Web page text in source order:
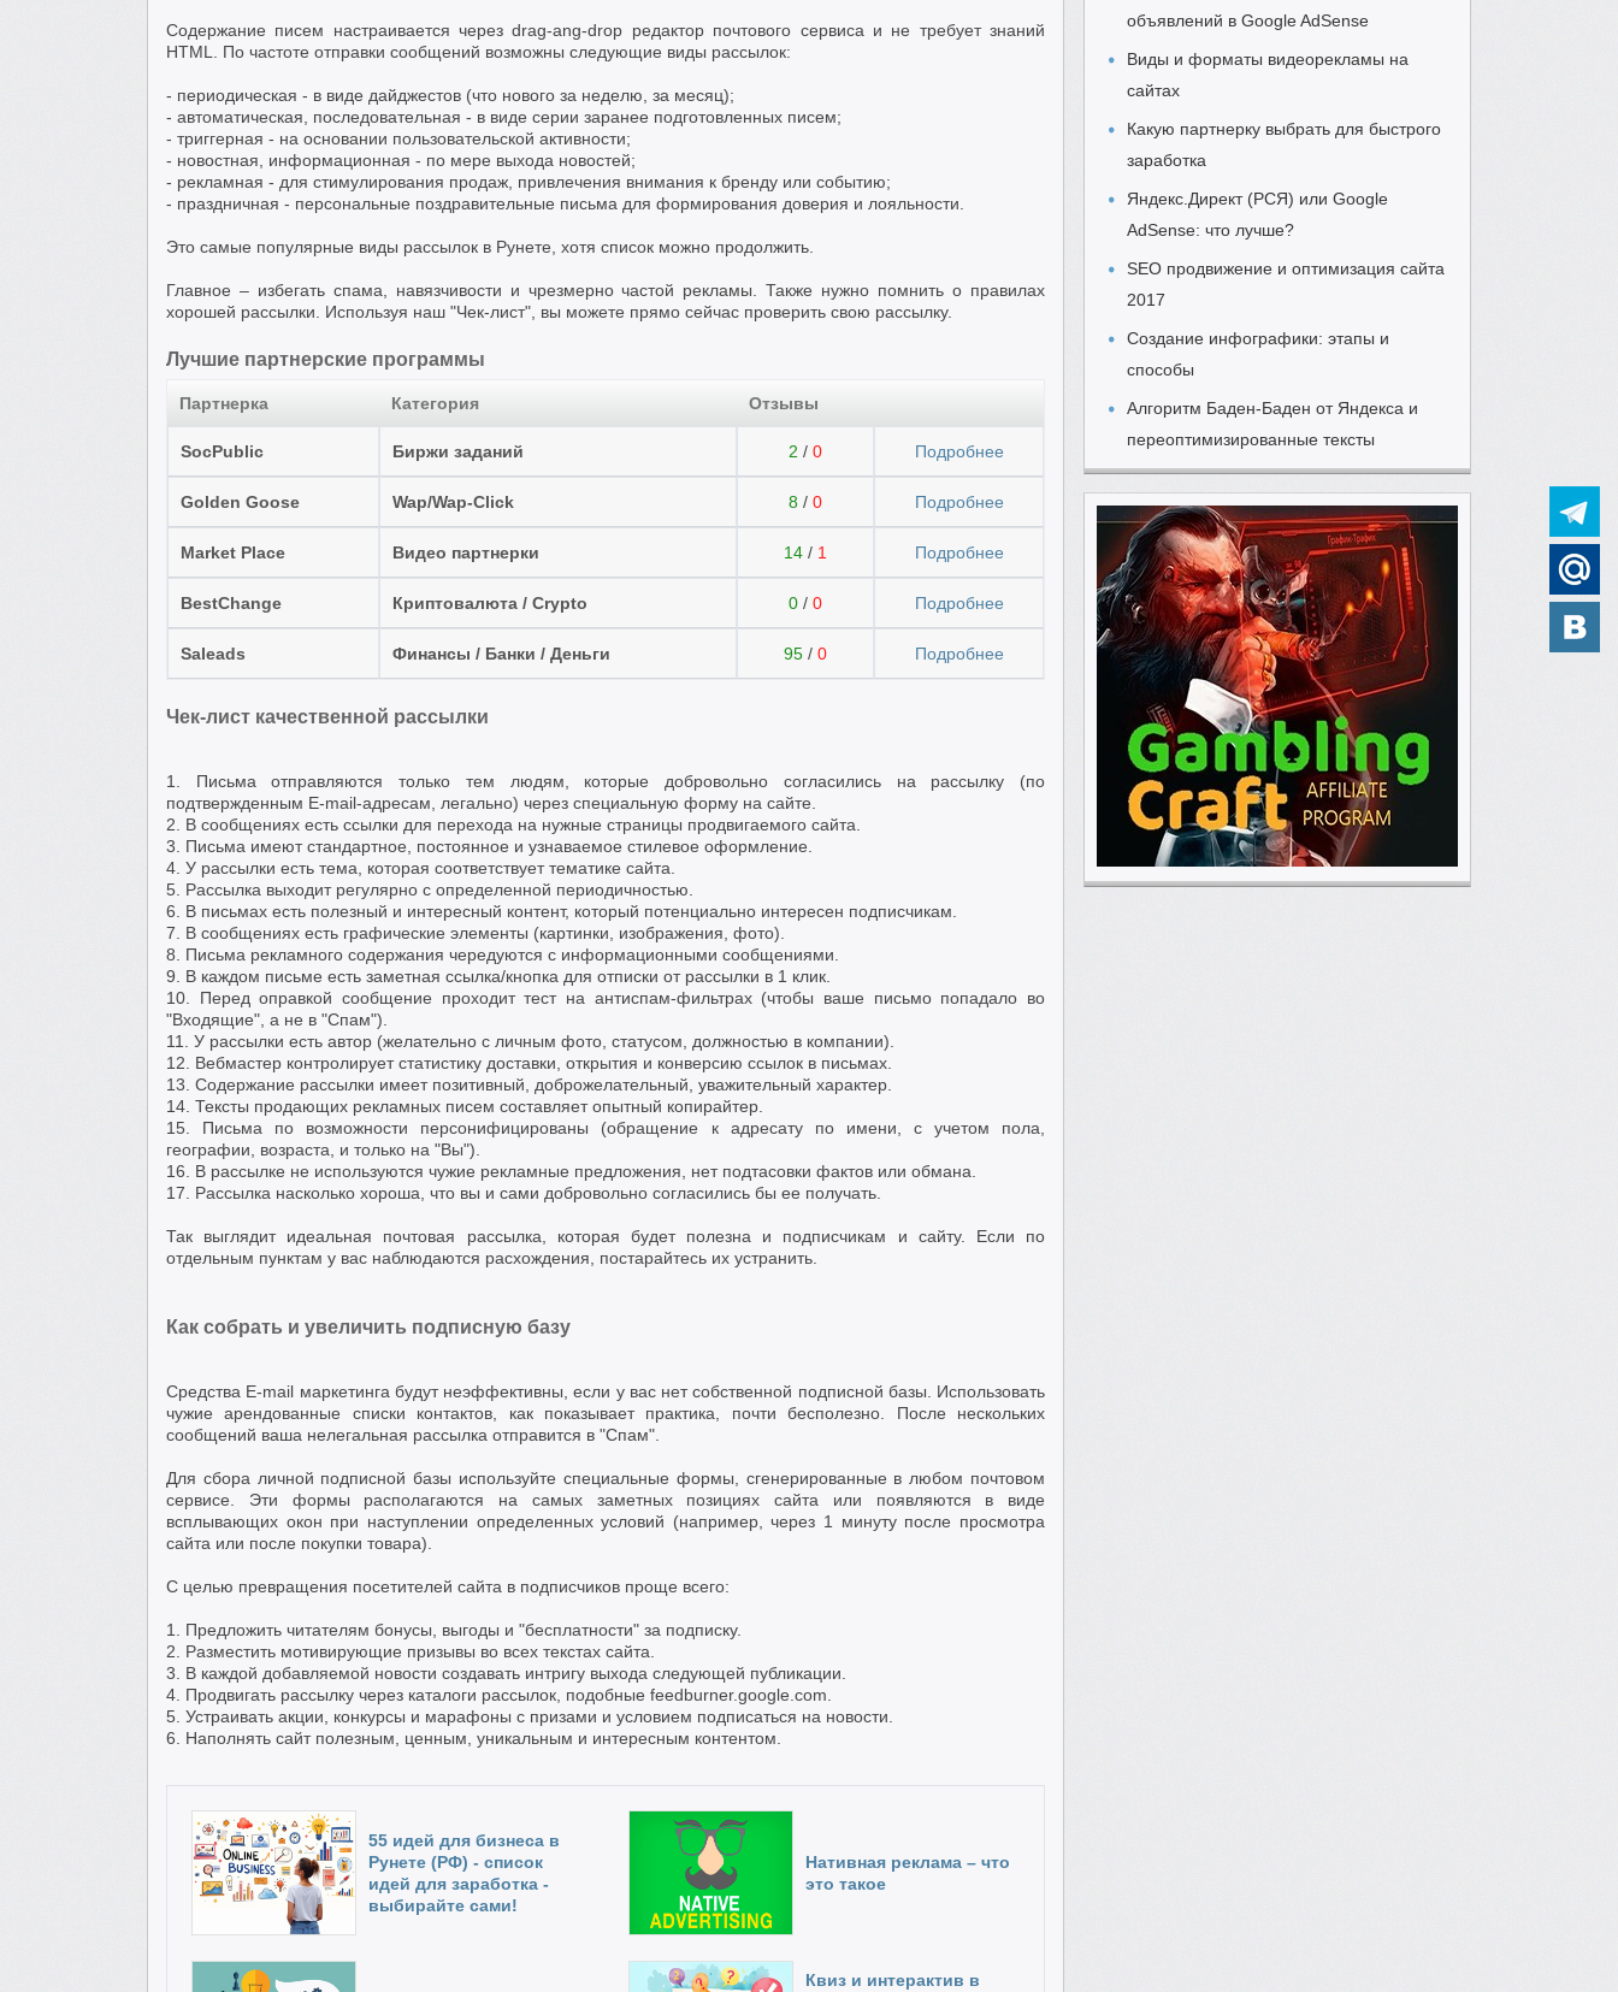
Содержание писем настраивается через drag-ang-drop редактор почтового сервиса и не требует знаний
HTML. По частоте отправки сообщений возможны следующие виды рассылок:
- периодическая - в виде дайджестов (что нового за неделю, за месяц);
- автоматическая, последовательная - в виде серии заранее подготовленных писем;
- триггерная - на основании пользовательской активности;
- новостная, информационная - по мере выхода новостей;
- рекламная - для стимулирования продаж, привлечения внимания к бренду или событию;
- праздничная - персональные поздравительные письма для формирования доверия и лояльности.
Это самые популярные виды рассылок в Рунете, хотя список можно продолжить.
Главное – избегать спама, навязчивости и чрезмерно частой рекламы. Также нужно помнить о правилах
хорошей рассылки. Используя наш "Чек-лист", вы можете прямо сейчас проверить свою рассылку.
Лучшие партнерские программы
Партнерка Категория Отзывы
SocPublic Биржи заданий 2 / 0 Подробнее
Golden Goose Wap/Wap-Click 8 / 0 Подробнее
Market Place Видео партнерки 14 / 1 Подробнее
BestChange Криптовалюта / Crypto 0 / 0 Подробнее
Saleads Финансы / Банки / Деньги 95 / 0 Подробнее
Чек-лист качественной рассылки
1. Письма отправляются только тем людям, которые добровольно согласились на рассылку (по
подтвержденным E-mail-адресам, легально) через специальную форму на сайте.
2. В сообщениях есть ссылки для перехода на нужные страницы продвигаемого сайта.
3. Письма имеют стандартное, постоянное и узнаваемое стилевое оформление.
4. У рассылки есть тема, которая соответствует тематике сайта.
5. Рассылка выходит регулярно с определенной периодичностью.
6. В письмах есть полезный и интересный контент, который потенциально интересен подписчикам.
7. В сообщениях есть графические элементы (картинки, изображения, фото).
8. Письма рекламного содержания чередуются с информационными сообщениями.
9. В каждом письме есть заметная ссылка/кнопка для отписки от рассылки в 1 клик.
10. Перед оправкой сообщение проходит тест на антиспам-фильтрах (чтобы ваше письмо попадало во
"Входящие", а не в "Спам").
11. У рассылки есть автор (желательно с личным фото, статусом, должностью в компании).
12. Вебмастер контролирует статистику доставки, открытия и конверсию ссылок в письмах.
13. Содержание рассылки имеет позитивный, доброжелательный, уважительный характер.
14. Тексты продающих рекламных писем составляет опытный копирайтер.
15. Письма по возможности персонифицированы (обращение к адресату по имени, с учетом пола,
географии, возраста, и только на "Вы").
16. В рассылке не используются чужие рекламные предложения, нет подтасовки фактов или обмана.
17. Рассылка насколько хороша, что вы и сами добровольно согласились бы ее получать.
Так выглядит идеальная почтовая рассылка, которая будет полезна и подписчикам и сайту. Если по
отдельным пунктам у вас наблюдаются расхождения, постарайтесь их устранить.
Как собрать и увеличить подписную базу
Средства E-mail маркетинга будут неэффективны, если у вас нет собственной подписной базы. Использовать
чужие арендованные списки контактов, как показывает практика, почти бесполезно. После нескольких
сообщений ваша нелегальная рассылка отправится в "Спам".
Для сбора личной подписной базы используйте специальные формы, сгенерированные в любом почтовом
сервисе. Эти формы располагаются на самых заметных позициях сайта или появляются в виде
всплывающих окон при наступлении определенных условий (например, через 1 минуту после просмотра
сайта или после покупки товара).
С целью превращения посетителей сайта в подписчиков проще всего:
1. Предложить читателям бонусы, выгоды и "бесплатности" за подписку.
2. Разместить мотивирующие призывы во всех текстах сайта.
3. В каждой добавляемой новости создавать интригу выхода следующей публикации.
4. Продвигать рассылку через каталоги рассылок, подобные feedburner.google.com.
5. Устраивать акции, конкурсы и марафоны с призами и условием подписаться на новости.
6. Наполнять сайт полезным, ценным, уникальным и интересным контентом.
55 идей для бизнеса в
Рунете (РФ) - список
идей для заработка -
выбирайте сами!
Нативная реклама – что
это такое
Квиз и интерактив в
объявлений в Google AdSense
Виды и форматы видеорекламы на
сайтах
Какую партнерку выбрать для быстрого
заработка
Яндекс.Директ (РСЯ) или Google
AdSense: что лучше?
SEO продвижение и оптимизация сайта
2017
Создание инфографики: этапы и
способы
Алгоритм Баден-Баден от Яндекса и
переоптимизированные тексты